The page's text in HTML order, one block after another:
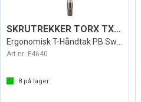
SKRUTREKKER TORX TX6 SWISS 407
Art.nr: F4640
8 på lager